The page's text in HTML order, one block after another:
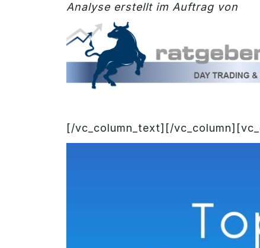
Analyse erstellt im Auftrag von
[/vc_column_text][/